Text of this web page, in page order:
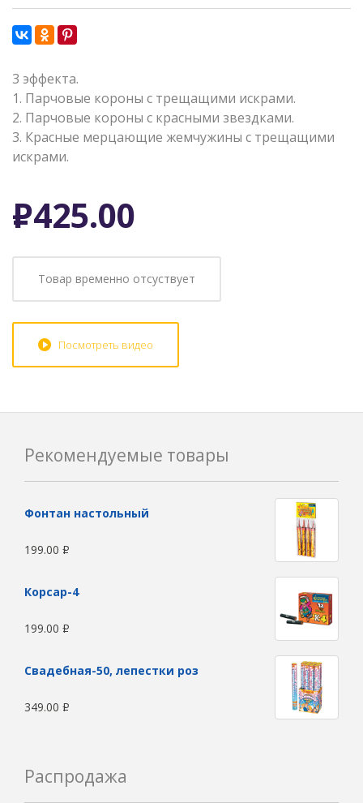
3 эффекта.
1. Парчовые короны с трещащими искрами.
2. Парчовые короны с красными звездками.
3. Красные мерцающие жемчужины с трещащими
искрами.
Р425.00
Товар временно отсуствует
Посмотреть видео
Рекомендуемые товары
Фонтан настольный
199.00 Р
Корсар-4
199.00 Р
Свадебная-50, лепестки роз
349.00 Р
Распродажа